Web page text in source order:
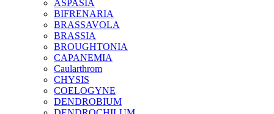
ASPASIA
BIFRENARIA
BRASSAVOLA
BRASSIA
BROUGHTONIA
CAPANEMIA
Caularthrom
CHYSIS
COELOGYNE
DENDROBIUM